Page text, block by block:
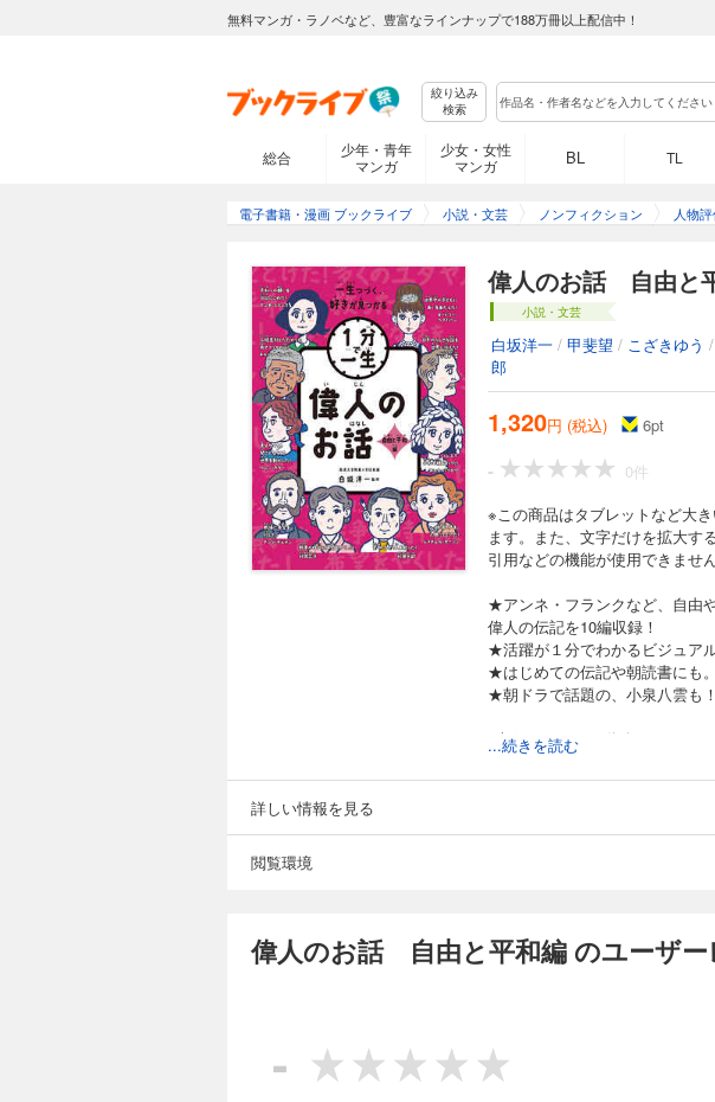
無料マンガ・ラノベなど、豊富なラインナップで188万冊以上配信中！
絞り込み
検索
総合
少年・青年
マンガ
少女・女性
マンガ
BL TL
電子書籍・漫画 ブックライブ 小説・文芸 ノンフィクション 人物
偉人のお話 自由と
小説・文芸
白坂洋一 / 甲斐望 / こざきゆう /
郎
1,320円 (税込) 6pt
-
0件
※この商品はタブレットなど大
ます。また、文字だけを拡大す
引用などの機能が使用できません
★アンネ・フランクなど、自由
偉人の伝記を10編収録！
★活躍が１分でわかるビジュアル
★はじめての伝記や朝読書にも。
★朝ドラで話題の、小泉八雲も！
■収録されている偉人
オードリー・ヘプバーン／アン
パブロワ／アンリ・デュナン／
...続きを読む
詳しい情報を見る
閲覧環境
偉人のお話 自由と平和編 のユーザー
-